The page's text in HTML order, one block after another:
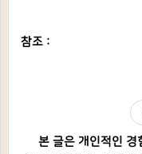
참조 :
본 글은 개인적인 경